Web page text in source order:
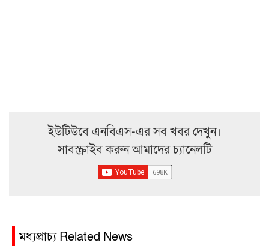
ইউটিউবে এনবিএস-এর সব খবর দেখুন।
সাবস্ক্রাইব করুন আমাদের চ্যানেলটি
মধ্যপ্রাচ্য Related News